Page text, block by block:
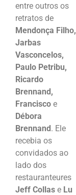
entre outros os
retratos de
Mendonça Filho,
Jarbas
Vasconcelos,
Paulo Petribu,
Ricardo
Brennand,
Francisco e
Débora
Brennand. Ele
recebia os
convidados ao
lado dos
restauranteures
Jeff Collas e Lu